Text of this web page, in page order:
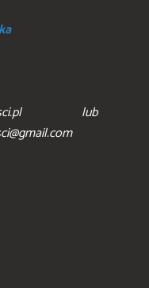
lub